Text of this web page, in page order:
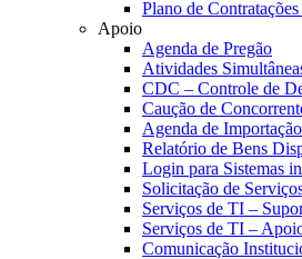
Plano de
Apoio
Agenda de Pregão
Atividades
CDC – Controle de
Caução de
Agenda de Importação
Relatório de Bens
Login para Sistemas
Solicitação de
Serviços de TI –
Serviços de TI –
Comunicação